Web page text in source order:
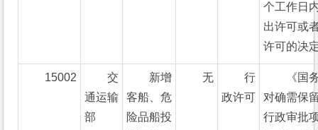
个工作日
出许可或
许可的决
15002
交
通运输
部
新增
客船、危
险品船投
无
行
政许可
《国
对确需保
行政审批